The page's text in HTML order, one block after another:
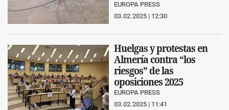
EUROPA PRESS
03.02.2025 | 12:30
Huelgas y protestas en
Almería contra “los
riesgos” de las
oposiciones 2025
EUROPA PRESS
03.02.2025 | 11:41